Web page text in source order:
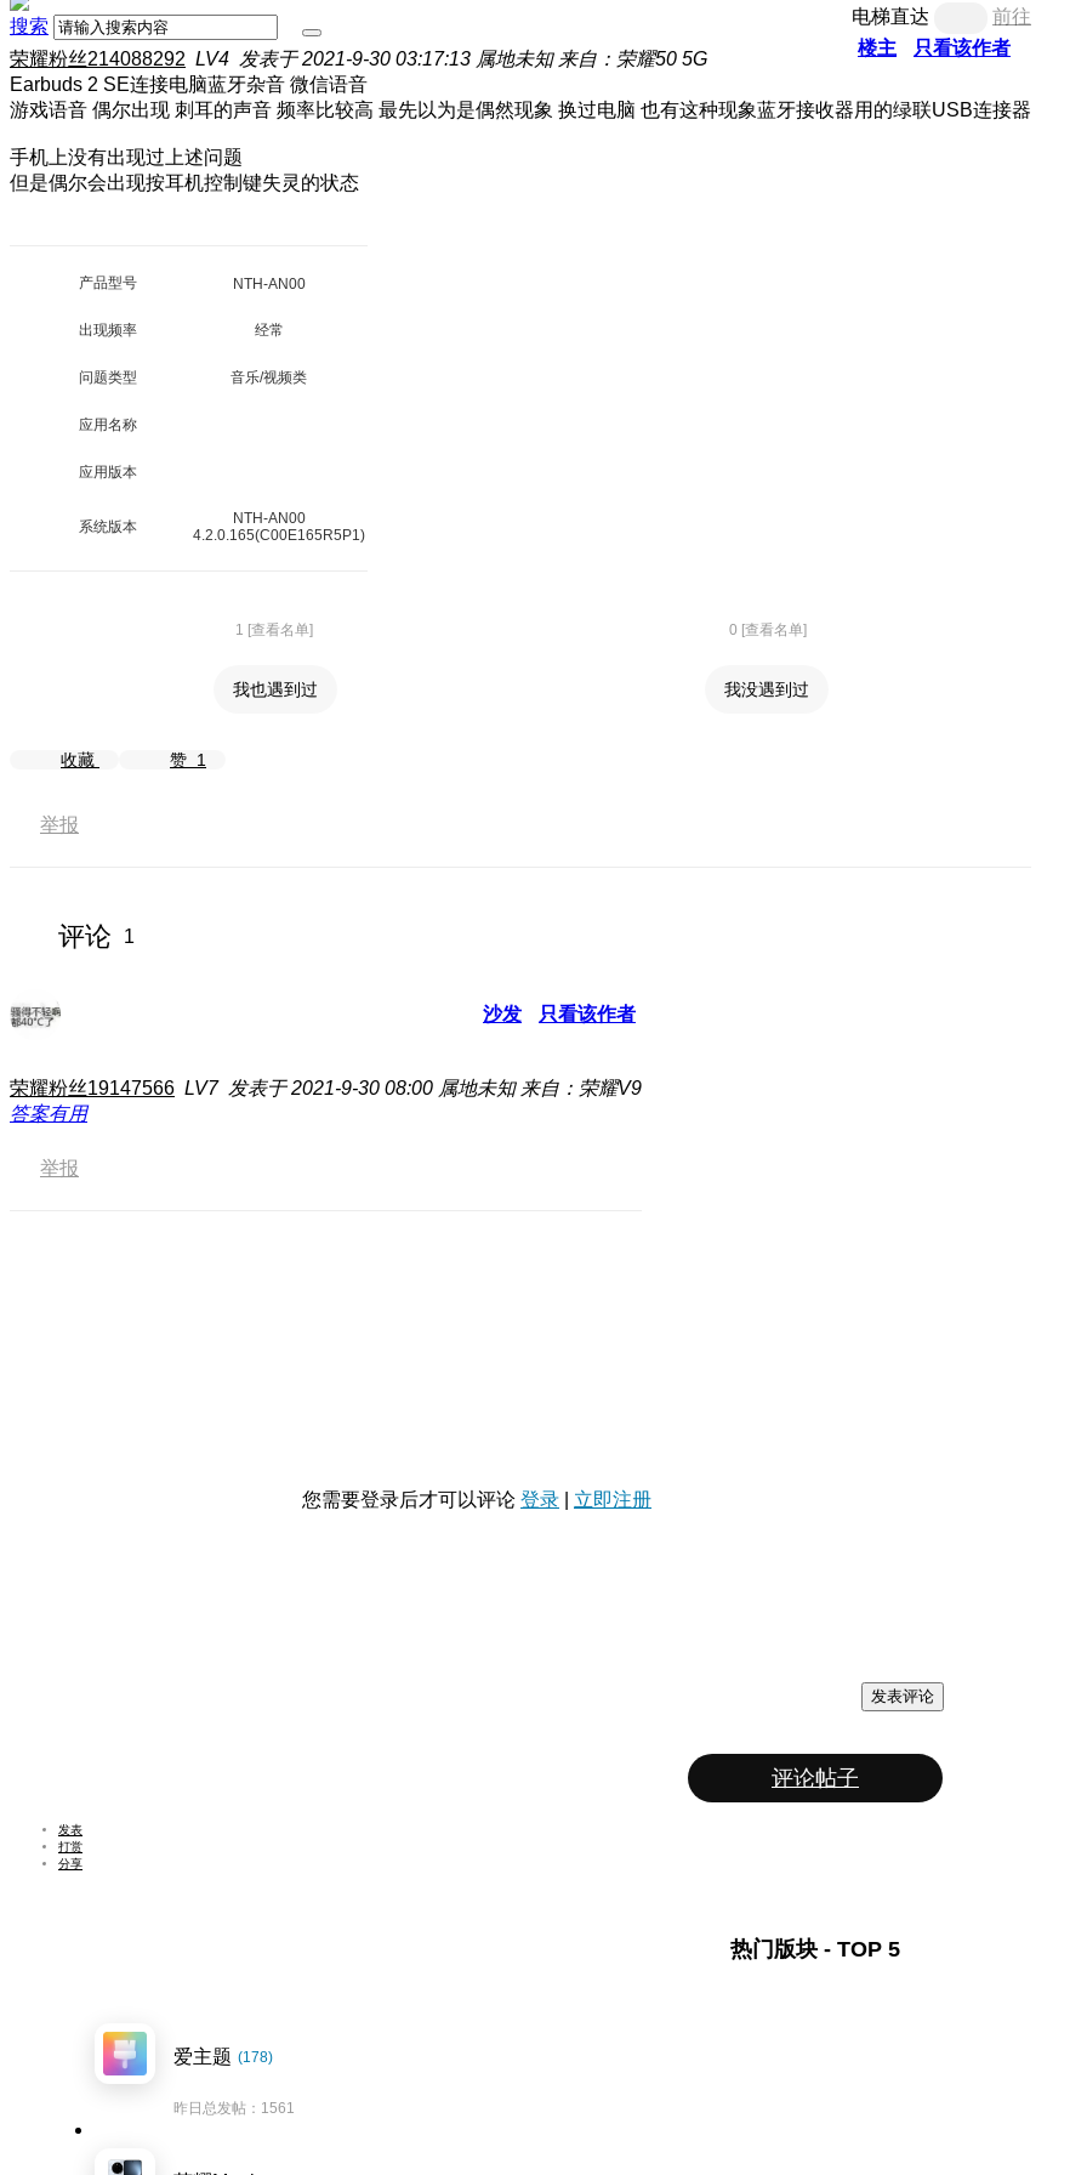
搜索 电梯直达
前往
楼主
只看该作者
荣耀粉丝214088292 LV4 发表于 2021-9-30 03:17:13 属地未知 来自：荣耀50 5G
Earbuds 2 SE连接电脑蓝牙杂音 微信语音
游戏语音 偶尔出现 刺耳的声音 频率比较高 最先以为是偶然现象 换过电脑 也有这种现象蓝牙接收器用的绿联USB连接器
手机上没有出现过上述问题
但是偶尔会出现按耳机控制键失灵的状态
产品型号 NTH-AN00
出现频率 经常
问题类型 音乐/视频类
应用名称
应用版本
系统版本
NTH-AN00
4.2.0.165(C00E165R5P1)
1 [查看名单] 0 [查看名单]
我也遇到过 我没遇到过
收藏 赞 1
举报
评论 1
沙发 只看该作者
荣耀粉丝19147566 LV7 发表于 2021-9-30 08:00 属地未知 来自：荣耀V9
答案有用
举报
您需要登录后才可以评论 登录 立即注册
发表评论
评论帖子
发表
打赏
分享
热门版块 - TOP 5
爱主题 (178)
昨日总发帖：1561